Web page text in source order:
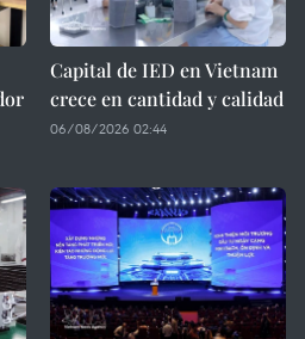
Capital de IED en Vietnam
crece en cantidad y calidad
06/08/2026 02:44